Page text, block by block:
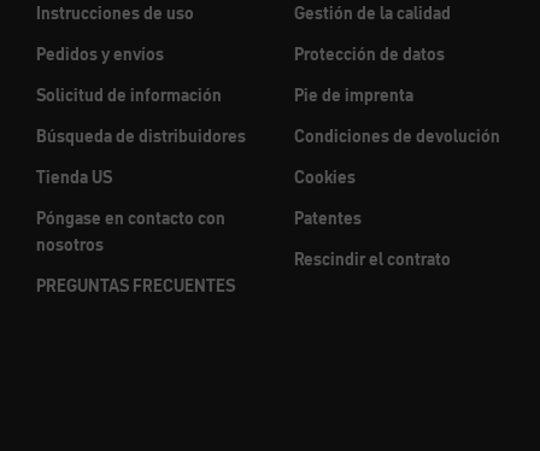
Instrucciones de uso
Pedidos y envíos
Solicitud de información
Búsqueda de distribuidores
Tienda US
Póngase en contacto con
nosotros
PREGUNTAS FRECUENTES
Gestión de la calidad
Protección de datos
Pie de imprenta
Condiciones de devolución
Cookies
Patentes
Rescindir el contrato